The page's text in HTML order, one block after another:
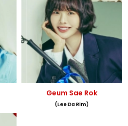
Geum Sae Rok
(Lee Da Rim)